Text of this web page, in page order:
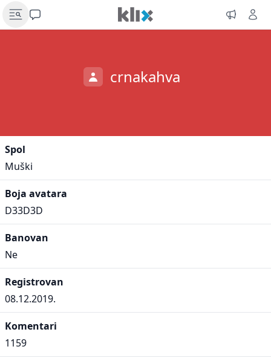
crnakahva
Spol
Muški
Boja avatara
D33D3D
Banovan
Ne
Registrovan
08.12.2019.
Komentari
1159